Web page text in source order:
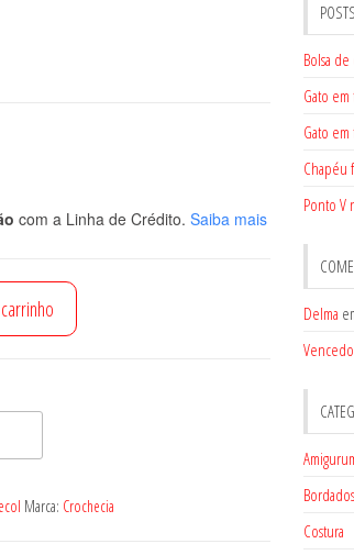
com a Linha de Crédito. Saiba mais
Marca: Crochecia
Bolsa
Gato
Gato
Chapéu
Ponto V
Delma
Bordados
Costura